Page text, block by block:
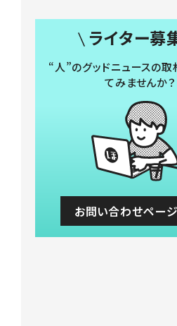
ライター募
“人”のグッドニュースの取
てみませんか？
お問い合わせペー